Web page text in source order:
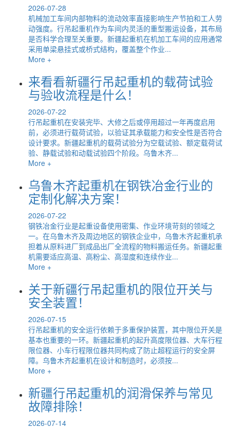
2026-07-28
机械加工车间内部物料的流动效率直接影响生产节拍和工人劳
动强度。行吊起重机作为车间内灵活的重型搬运设备，其布局
是否科学合理至关重要。新疆起重机在机加工车间的应用通常
采用单梁悬挂式或桥式结构，覆盖整个作业...
More +
来看看新疆行吊起重机的载荷试验
与验收流程是什么！
2026-07-22
行吊起重机在安装完毕、大修之后或停用超过一年再度启用
前，必须进行载荷试验，以验证其承载能力和安全性是否符合
设计要求。新疆起重机的载荷试验分为空载试验、额定载荷试
验、静载试验和动载试验四个阶段。乌鲁木齐...
More +
乌鲁木齐起重机在钢铁冶金行业的
定制化解决方案！
2026-07-22
钢铁冶金行业是起重设备使用密集、作业环境苛刻的领域之
一。在乌鲁木齐及周边地区的钢铁企业中，乌鲁木齐起重机承
担着从原料进厂到成品出厂全流程的物料搬运任务。新疆起重
机需要适应高温、高粉尘、高湿度和连续作业...
More +
关于新疆行吊起重机的限位开关与
安全装置！
2026-07-15
行吊起重机的安全运行依赖于多重保护装置，其中限位开关是
基本也重要的一环。新疆起重机的起升高度限位器、大车行程
限位器、小车行程限位器共同构成了防止超程运行的安全屏
障。乌鲁木齐起重机在设计和制造时，必须按...
More +
新疆行吊起重机的润滑保养与常见
故障排除！
2026-07-14